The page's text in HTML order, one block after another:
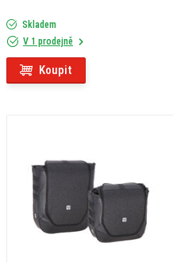
Skladem
V 1 prodejně
Koupit